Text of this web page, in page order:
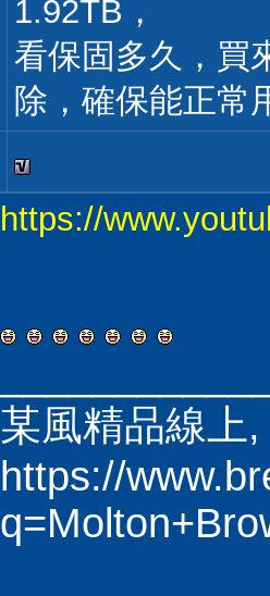
1.92TB，
看保固多久，買
除，確保能正常
https://
某風精品線上
https://